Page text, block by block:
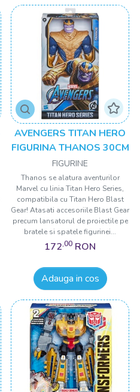
AVENGERS TITAN HERO
FIGURINA THANOS 30CM
FIGURINE
Thanos se alatura aventurilor
Marvel cu linia Titan Hero Series,
compatibila cu Titan Hero Blast
Gear! Atasati accesoriile Blast Gear
precum lansatorul de proiectile pe
bratele si spatele figurinei...
172,00 RON
Adauga in cos